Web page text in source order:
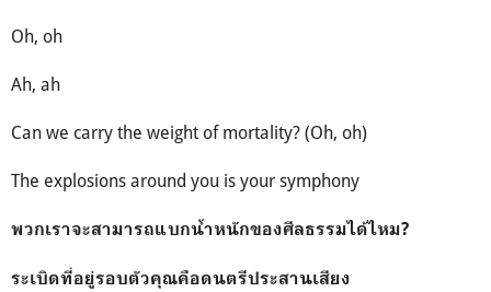
Oh, oh
Ah, ah
Can we carry the weight of mortality? (Oh, oh)
The explosions around you is your symphony
พวกเราจะสามารถแบกน้ำหนักของศีลธรรมได้ไหม?
ระเบิดที่อยู่รอบตัวคุณคือดนตรีประสานเสียง